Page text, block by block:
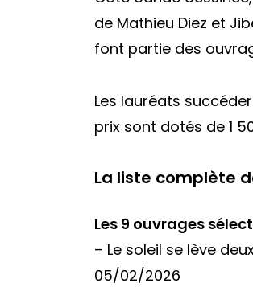
de Mathieu Diez et
font partie des
Les lauréats
prix sont dotés de 1
La liste complète
Les 9 ouvrages
– Le soleil se lève
05/02/2026